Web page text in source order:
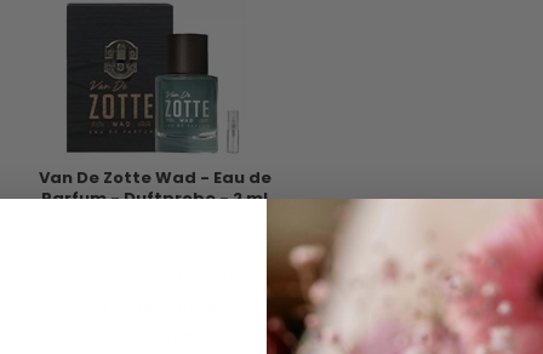
Van De Zotte Wad - Eau de
Parfum - Duftprobe - 2 ml